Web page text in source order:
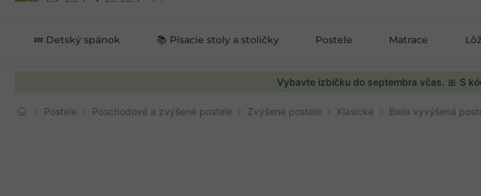
Vybavte izbičku do septembra včas. 🎀 S
💤 Detský spánok 📚 Písacie stoly a stoličky Postele Matrace
Postele Poschodové a zvýšené postele Zvýšené postele Klasické Biela vyvýšená